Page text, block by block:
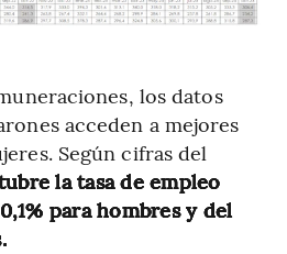
los datos
acceden a mejores
Según cifras del
la tasa de empleo
para hombres y del